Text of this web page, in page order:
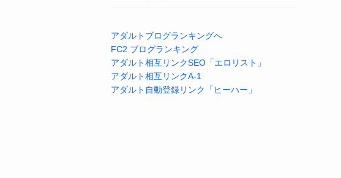
アダルトブログランキングへ
FC2 ブログランキング
アダルト相互リンクSEO「エロリスト」
アダルト相互リンクA-1
アダルト自動登録リンク「ヒーハー」